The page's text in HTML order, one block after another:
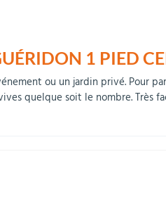
1 PIED
ou un jardin privé. Pour
quelque soit le nombre. Très